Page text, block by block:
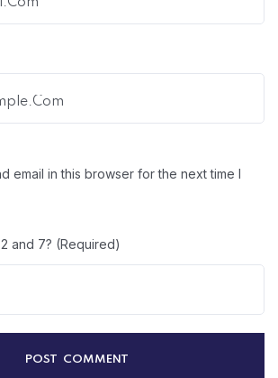
email in this browser for the next time I
and 7? (Required)